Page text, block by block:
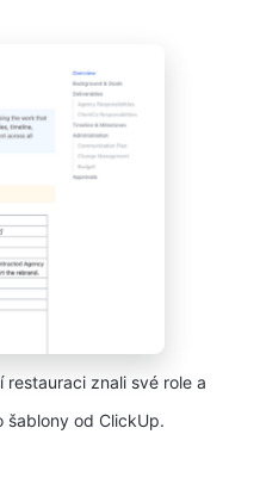
znali své role a
šablony od ClickUp.